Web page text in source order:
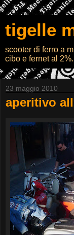
tigelle
scooter di ferro a
cibo e fernet al
23 maggio 2010
aperitivo